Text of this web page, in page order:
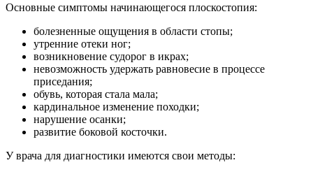
Основные симптомы начинающегося плоскостопия:
болезненные ощущения в области стопы;
утренние отеки ног;
возникновение судорог в икрах;
невозможность удержать равновесие в процессе
приседания;
обувь, которая стала мала;
кардинальное изменение походки;
нарушение осанки;
развитие боковой косточки.
У врача для диагностики имеются свои методы: